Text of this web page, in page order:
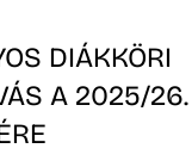
DIÁKKÖRI
A 2025/